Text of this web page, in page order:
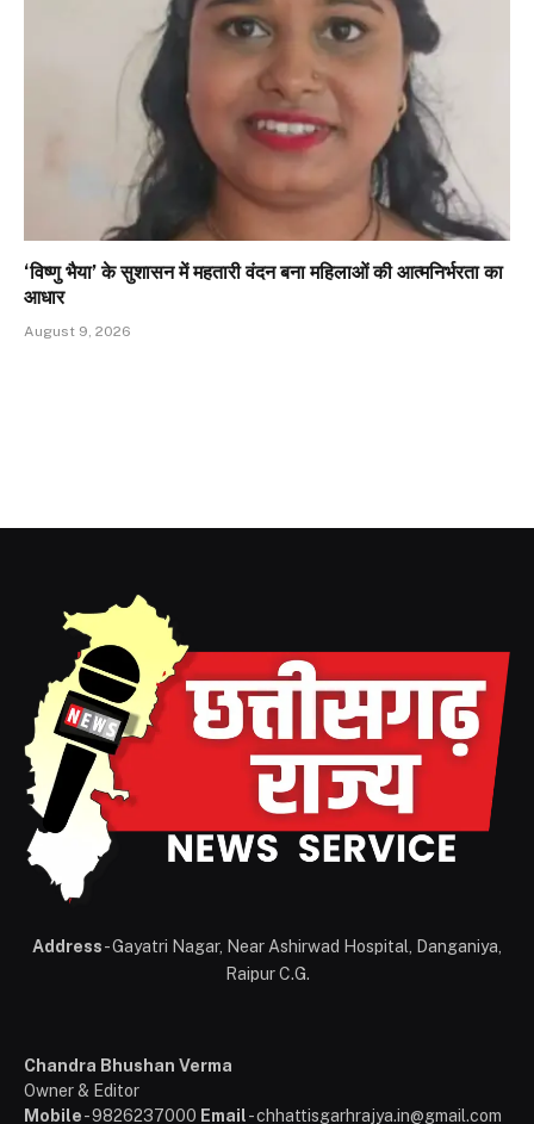
‘विष्णु भैया’ के सुशासन में महतारी वंदन बना महिलाओं की आत्मनिर्भरता का
आधार
August 9, 2026
Address- Gayatri Nagar, Near Ashirwad Hospital, Danganiya,
Raipur C.G.
Chandra Bhushan Verma
Owner & Editor
Mobile- 9826237000 Email- chhattisgarhrajya.in@gmail.com